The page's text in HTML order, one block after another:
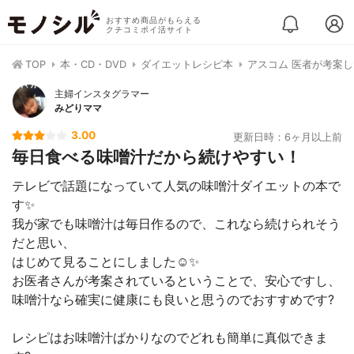
おすすめ商品がもらえる
クチコミポイ活サイト
TOP 本・CD・DVD ダイエットレシピ本 アスコム 医者が考案
主婦インスタグラマー
みどりママ
3.00 更新日時：6ヶ月以上前
毎日食べる味噌汁だから続けやすい！
テレビで話題になっていて人気の味噌汁ダイエットの本で
す✨
我が家でも味噌汁は毎日作るので、これなら続けられそう
だと思い、
はじめて見ることにしました☺️✨
お医者さんが考案されているということで、安心ですし、
味噌汁なら確実に健康にも良いと思うのでおすすめです?
レシピはお味噌汁ばかりなのでどれも簡単に真似できま